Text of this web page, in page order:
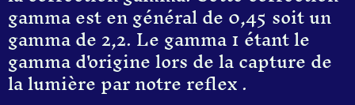
gamma est en général de 0,45 soit un
gamma de 2,2. Le gamma 1 étant le
gamma d'origine lors de la capture de
la lumière par notre reflex .